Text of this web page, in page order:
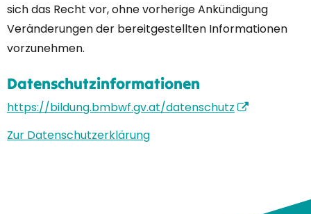
sich das Recht vor, ohne vorherige Ankündigung
Veränderungen der bereitgestellten Informationen
vorzunehmen.
Datenschutzinformationen
https://bildung.bmbwf.gv.at/datenschutz
Zur Datenschutzerklärung